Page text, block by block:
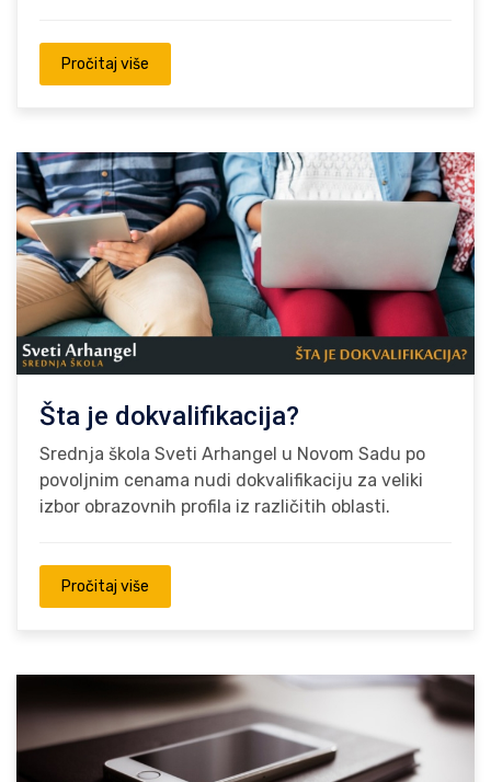
Pročitaj više
Šta je dokvalifikacija?
Srednja škola Sveti Arhangel u Novom Sadu po
povoljnim cenama nudi dokvalifikaciju za veliki
izbor obrazovnih profila iz različitih oblasti.
Pročitaj više